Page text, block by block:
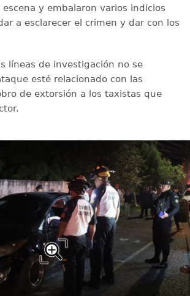
y embalaron varios indicios
a esclarecer el crimen y dar con los
líneas de investigación no se
esté relacionado con las
de extorsión a los taxistas que